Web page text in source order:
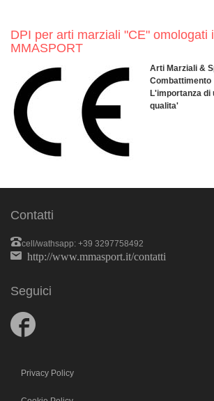
DPI per arti marziali "CE" omologati
MMASPORT
Arti Marziali &
Combattimento
L'importanza di
qualita'
Contatti
cell/wathsapp: +39 3297758492
http://www.mmasport.it/contatti
Seguici
us
Privacy Policy